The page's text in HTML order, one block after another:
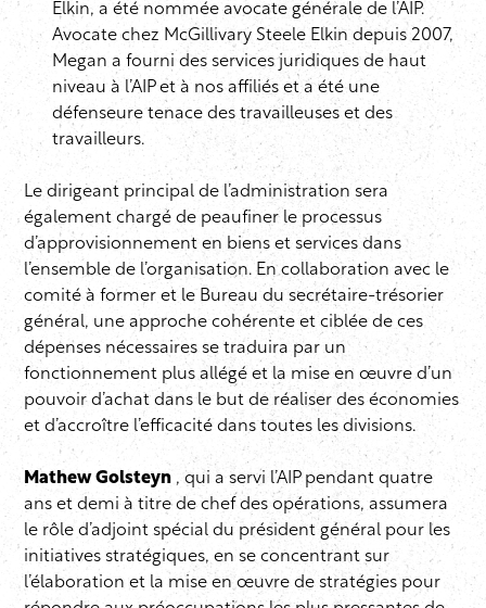
Elkin, a été nommée avocate générale de l’AIP.
Avocate chez McGillivary Steele Elkin depuis 2007,
Megan a fourni des services juridiques de haut
niveau à l’AIP et à nos affiliés et a été une
défenseure tenace des travailleuses et des
travailleurs.
Le dirigeant principal de l’administration sera
également chargé de peaufiner le processus
d’approvisionnement en biens et services dans
l’ensemble de l’organisation. En collaboration avec le
comité à former et le Bureau du secrétaire-trésorier
général, une approche cohérente et ciblée de ces
dépenses nécessaires se traduira par un
fonctionnement plus allégé et la mise en œuvre d’un
pouvoir d’achat dans le but de réaliser des économies
et d’accroître l’efficacité dans toutes les divisions.
Mathew Golsteyn , qui a servi l’AIP pendant quatre
ans et demi à titre de chef des opérations, assumera
le rôle d’adjoint spécial du président général pour les
initiatives stratégiques, en se concentrant sur
l’élaboration et la mise en œuvre de stratégies pour